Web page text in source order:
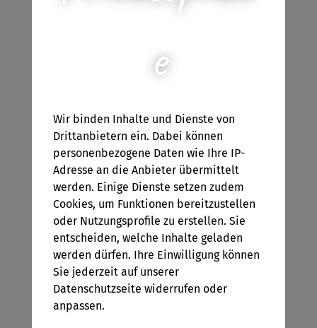
Kindergarten, Krippe und Hort damit zu unterhalten.
Wenn ich mich nicht gerade kreativ austobe (in welcher
bespaße Kindergruppen in der Ferienbetreuung. In
meinen Spielen lasse ich meine Erfahrungsschätze
einfließen und möchte Kindern auf spielerische und
fantasievolle Art Werte wie Freundschaft und Vielfalt
mitgeben.
Unter diesem Motto steht auch mein erstes Spiel, denn
so originell und einzigartig jedes Monster ist, so
besonders ist auch jedes einzelne Kind!
e
Wir binden Inhalte und Dienste von
Drittanbietern ein. Dabei können
personenbezogene Daten wie Ihre IP-
Adresse an die Anbieter übermittelt
werden. Einige Dienste setzen zudem
Cookies, um Funktionen bereitzustellen
oder Nutzungsprofile zu erstellen. Sie
entscheiden, welche Inhalte geladen
werden dürfen. Ihre Einwilligung können
Sie jederzeit auf unserer
Datenschutzseite widerrufen oder
anpassen.